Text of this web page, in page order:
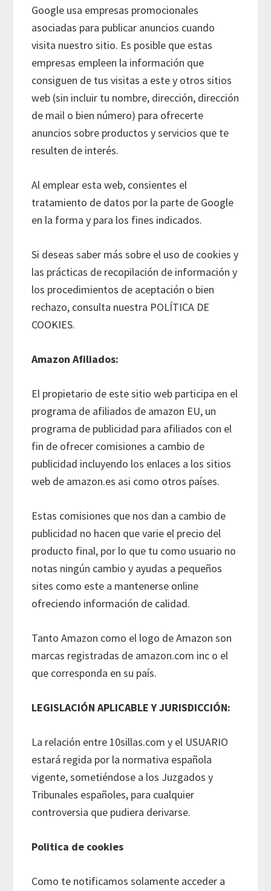
Google usa empresas promocionales
asociadas para publicar anuncios cuando
visita nuestro sitio. Es posible que estas
empresas empleen la información que
consiguen de tus visitas a este y otros sitios
web (sin incluir tu nombre, dirección, dirección
de mail o bien número) para ofrecerte
anuncios sobre productos y servicios que te
resulten de interés.
Al emplear esta web, consientes el
tratamiento de datos por la parte de Google
en la forma y para los fines indicados.
Si deseas saber más sobre el uso de cookies y
las prácticas de recopilación de información y
los procedimientos de aceptación o bien
rechazo, consulta nuestra POLÍTICA DE
COOKIES.
Amazon Afiliados:
El propietario de este sitio web participa en el
programa de afiliados de amazon EU, un
programa de publicidad para afiliados con el
fin de ofrecer comisiones a cambio de
publicidad incluyendo los enlaces a los sitios
web de amazon.es asi como otros países.
Estas comisiones que nos dan a cambio de
publicidad no hacen que varie el precio del
producto final, por lo que tu como usuario no
notas ningún cambio y ayudas a pequeños
sites como este a mantenerse online
ofreciendo información de calidad.
Tanto Amazon como el logo de Amazon son
marcas registradas de amazon.com inc o el
que corresponda en su país.
LEGISLACIÓN APLICABLE Y JURISDICCIÓN:
La relación entre 10sillas.com y el USUARIO
estará regida por la normativa española
vigente, sometiéndose a los Juzgados y
Tribunales españoles, para cualquier
controversia que pudiera derivarse.
Politica de cookies
Como te notificamos solamente acceder a